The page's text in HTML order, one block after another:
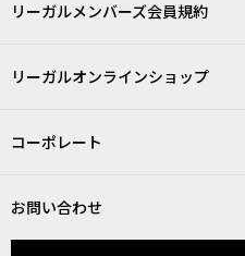
リーガルメンバーズ会員規約
リーガルオンラインショップ
コーポレート
お問い合わせ